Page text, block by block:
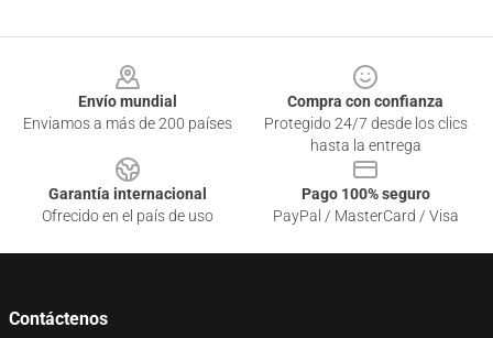
Envío mundial
Enviamos a más de 200 países
Compra con confianza
Protegido 24/7 desde los clics
hasta la entrega
Garantía internacional
Ofrecido en el país de uso
Pago 100% seguro
PayPal / MasterCard / Visa
Contáctenos